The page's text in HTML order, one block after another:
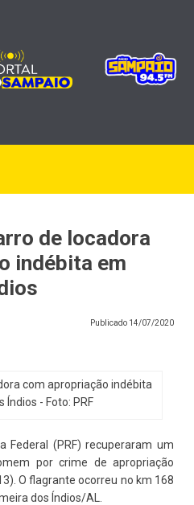
de locadora
indébita em
Publicado 14/07/2020
com apropriação indébita
Índios - Foto: PRF
Federal (PRF) recuperaram um
por crime de apropriação
O flagrante ocorreu no km 168
dos Índios/AL.